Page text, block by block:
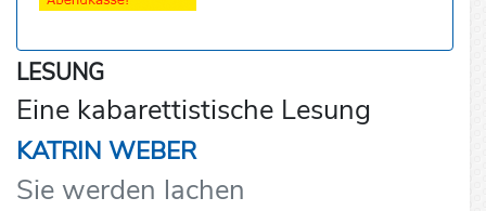
LESUNG
Eine kabarettistische Lesung
KATRIN WEBER
Sie werden lachen